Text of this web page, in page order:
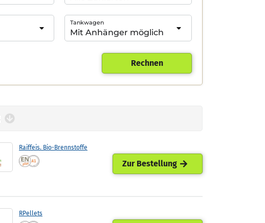
Tankwagen
Rechnen
Raiffeis. Bio-Brennstoffe
Zur Bestellung
RPellets